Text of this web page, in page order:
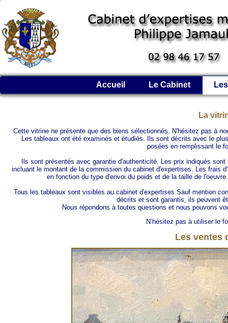
Accueil Le Cabinet
La
Cette vitrine ne présente que des biens sélectionnés. N'hésitez pas à
Les tableaux ont été examinés et étudiés. Ils sont décrits avec le
posées en remplissant le
Ils sont présentés avec garantie d'authenticité. Les prix indiqués
incluant le montant de la commission du cabinet d'expertises. Les frais
en fonction du type d'envoi du poids et de la taille de
Tous les tableaux sont visibles au cabinet d'expertises Sauf mention
décrits et sont garantis, ils peuvent
Nous répondons à toutes questions et nous pouvons
N’hésitez pas à utiliser le
Les ventes